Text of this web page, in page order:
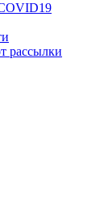
рассылки